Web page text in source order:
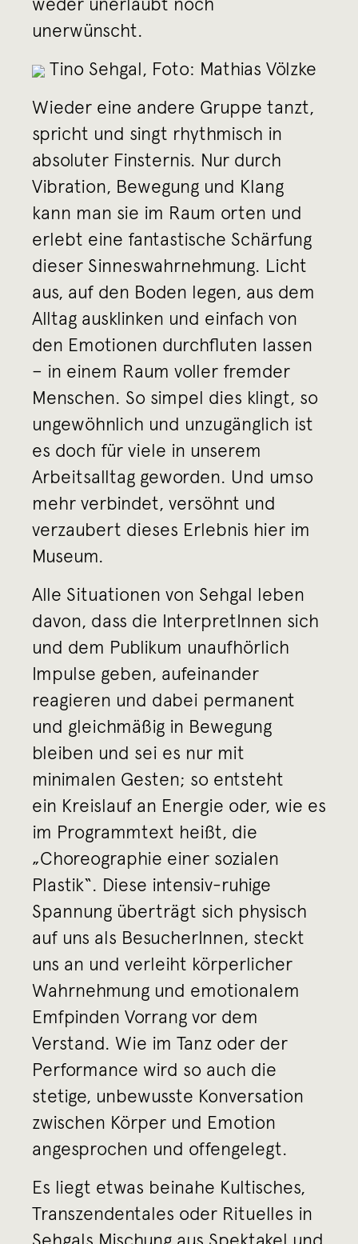
unerwünscht.
Tino Sehgal, Foto: Mathias Völzke
Wieder eine andere Gruppe tanzt,
spricht und singt rhythmisch in
absoluter Finsternis. Nur durch
Vibration, Bewegung und Klang
kann man sie im Raum orten und
erlebt eine fantastische Schärfung
dieser Sinneswahrnehmung. Licht
aus, auf den Boden legen, aus dem
Alltag ausklinken und einfach von
den Emotionen durchfluten lassen
– in einem Raum voller fremder
Menschen. So simpel dies klingt, so
ungewöhnlich und unzugänglich ist
es doch für viele in unserem
Arbeitsalltag geworden. Und umso
mehr verbindet, versöhnt und
verzaubert dieses Erlebnis hier im
Museum.
Alle Situationen von Sehgal leben
davon, dass die InterpretInnen sich
und dem Publikum unaufhörlich
Impulse geben, aufeinander
reagieren und dabei permanent
und gleichmäßig in Bewegung
bleiben und sei es nur mit
minimalen Gesten; so entsteht
ein Kreislauf an Energie oder, wie es
im Programmtext heißt, die
„Choreographie einer sozialen
Plastik“. Diese intensiv-ruhige
Spannung überträgt sich physisch
auf uns als BesucherInnen, steckt
uns an und verleiht körperlicher
Wahrnehmung und emotionalem
Emfpinden Vorrang vor dem
Verstand. Wie im Tanz oder der
Performance wird so auch die
stetige, unbewusste Konversation
zwischen Körper und Emotion
angesprochen und offengelegt.
Es liegt etwas beinahe Kultisches,
Transzendentales oder Rituelles in
Sehgals Mischung aus Spektakel und